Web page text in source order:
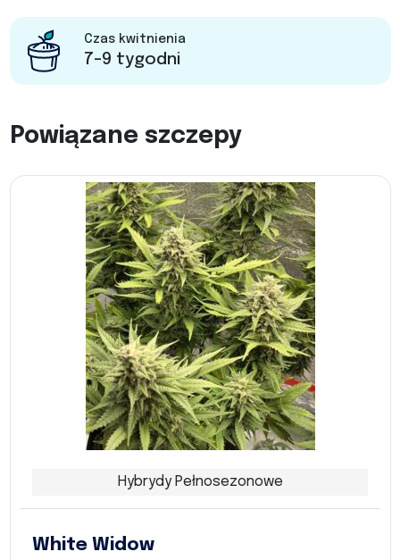
Czas kwitnienia
7-9 tygodni
Powiązane szczepy
Hybrydy Pełnosezonowe
White Widow